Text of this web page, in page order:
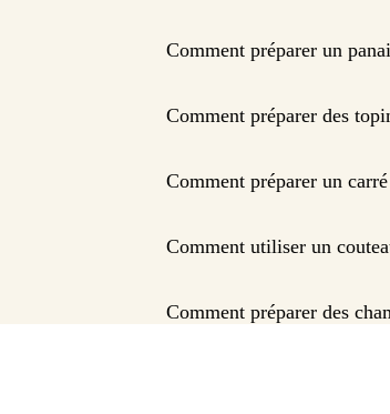
Comment préparer un
Comment préparer des
Comment préparer un
Comment utiliser un
Comment préparer des